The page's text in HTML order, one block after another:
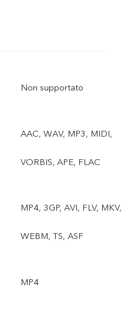
Non supportato
AAC, WAV, MP3, MIDI,
VORBIS, APE, FLAC
MP4, 3GP, AVI, FLV, MKV,
WEBM, TS, ASF
MP4